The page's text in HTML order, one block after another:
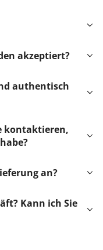
akzeptiert?
authentisch
kontaktieren,
an?
Kann ich Sie